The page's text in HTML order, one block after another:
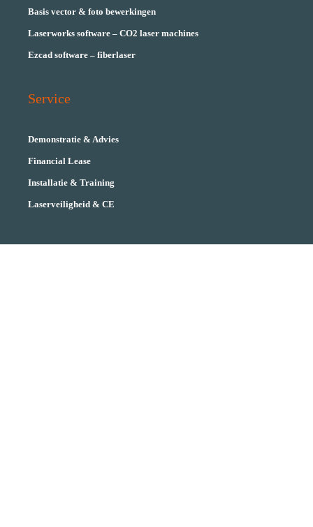
Basis vector & foto bewerkingen
Laserworks software – CO2 laser machines
Ezcad software – fiberlaser
Service
Demonstratie & Advies
Financial Lease
Installatie & Training
Laserveiligheid & CE